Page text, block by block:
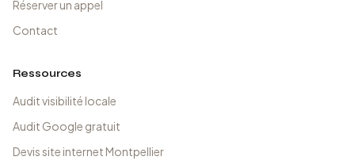
Réserver un appel
Contact
Ressources
Audit visibilité locale
Audit Google gratuit
Devis site internet Montpellier